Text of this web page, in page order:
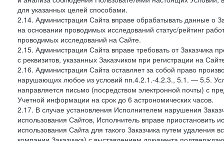
для указанных целей способами.
2.14. Администрация Сайта вправе обрабатывать данные о
на основании проводимых исследований статус/рейтинг
проводимых исследований на Сайте.
2.15. Администрация Сайта вправе требовать от Заказчика
с реквизитов, указанных Заказчиком при регистрации на
2.16. Администрация Сайта оставляет за собой право
нарушающих любое из условий пп.4.2.1.-4.2.3., 5.1. — 5.5.
направляется письмо (посредством электронной почты) с
Учетной информации на срок до 6 астрономических часов.
2.17. В случае установления Исполнителем нарушения
использования Сайтов, Исполнитель вправе приостановить
использования Сайта для такого Заказчика путем